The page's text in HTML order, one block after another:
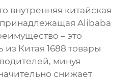
внутренняя китайская
Alibaba
– это
из Китая 1688 товары
минуя
снижает